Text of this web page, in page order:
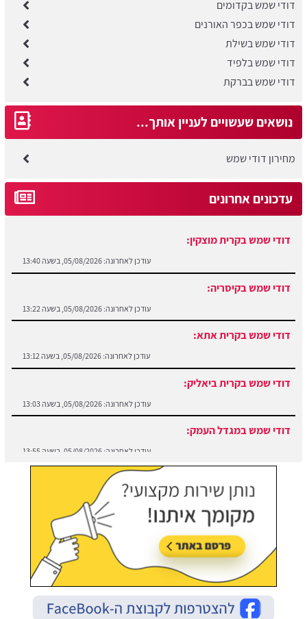
דודי שמש בקדומים
דודי שמש בכפר האורנים
דודי שמש בשילת
דודי שמש בלפיד
דודי שמש בברקת
נושאים שעשויים לעניין אותך...
מחירון דודי שמש
עדכונים אחרונים
דודי שמש בקרית מוצקין:
דודי שמש בקרית אתא:
דודי שמש בקרית ביאליק:
דודי שמש במגדל העמק: